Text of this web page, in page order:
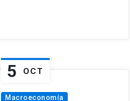
5 OCT
Macroeconomía